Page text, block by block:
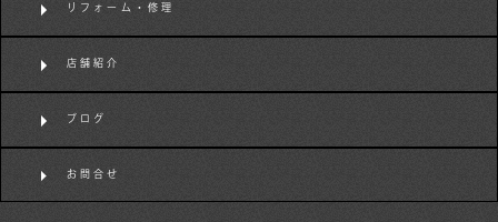
リフォーム・修理
店舗紹介
ブログ
お問合せ